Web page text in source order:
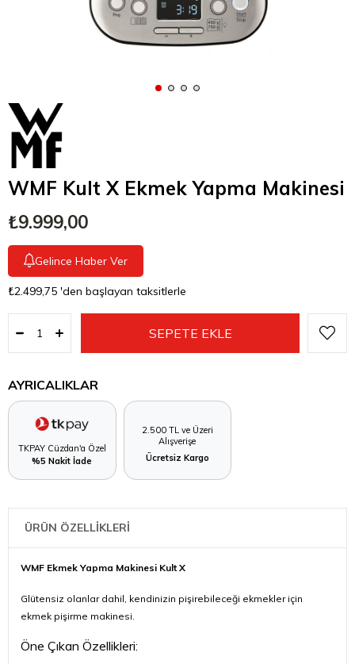
WMF Kult X Ekmek Yapma Makinesi
₺9.999,00
Gelince Haber Ver
₺2.499,75 'den başlayan taksitlerle
AYRICALIKLAR
TKPAY Cüzdan'a Özel
%5 Nakit İade
2.500 TL ve Üzeri
Alışverişe
Ücretsiz Kargo
ÜRÜN ÖZELLİKLERİ
WMF Ekmek Yapma Makinesi Kult X
Glütensiz olanlar dahil, kendinizin pişirebileceği ekmekler için
ekmek pişirme makinesi.
Öne Çıkan Özellikleri: